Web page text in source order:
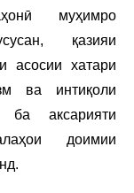
муҳимро
қазияи
асосии хатари
ва интиқоли
ба аксарияти
доимии